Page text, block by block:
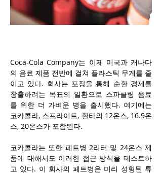
Coca-Cola Company는 이제 미국과 캐나다
의 음료 제품 전반에 걸쳐 플라스틱 무게를 줄
이고 있다. 회사는 포장을 통해 순환 경제를
창출하려는 목표의 일환으로 스파클링 음료
코카콜라, 스프라이트, 환타의 12온스, 16.9온
스, 20온스가 포함된다.
코카콜라는 또한 페트병 2리터 및 24온스 제
품에 대해서도 이러한 접근 방식을 테스트하
고 있다. 이 회사의 페트병은 미리 성형된 튜